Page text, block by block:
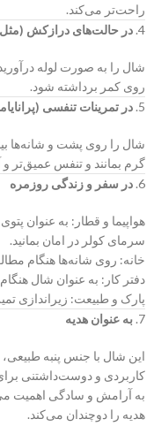
راحت‌تر می‌کند.
4. در حالت‌های درازکش (مثل
شال را به صورت لوله درآورید
روی کمر برداشته شود.
5. در تمرینات تنفسی
شال را روی پشت و شانه‌ها
گرم بمانند و تنفس عمیق‌تر و
6. در سفر و زندگی روزمره
سرمای کولر در امان بمانید.
خانه: روی شانه‌ها هنگام
دفتر کار: به عنوان شال
پارک و طبیعت: زیراندازی
7. به عنوان هدیه
این شال با جنس پنبه
کاربردی و دوست‌داشتنی
به آرامش و سادگی اهمیت
هدیه را دوچندان می‌کند.